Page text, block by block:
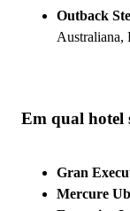
Outback
Australiana,
Em qual hotel
Gran
Mercure